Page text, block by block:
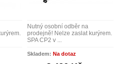
Nutný osobní odběr na
prodejně! Nelze zaslat kurýrem.
SPA CP2 v ...
Skladem: Na dotaz